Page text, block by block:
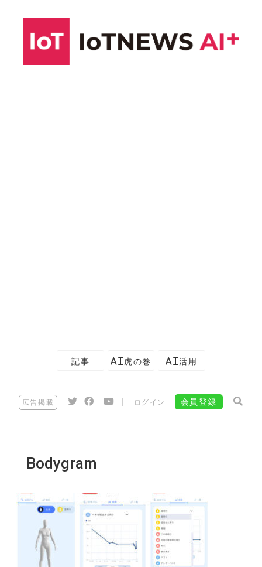
記事 AI虎の巻 AI活用
広告掲載 ログイン 会員登録
Bodygram